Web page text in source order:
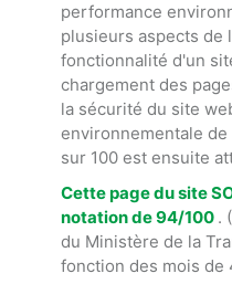
performance
plusieurs aspects de
fonctionnalité d'un
chargement des
la sécurité du site
environnementale
sur 100 est ensuite
Cette page du site
notation de 94/100 .
du Ministère de la
fonction des mois de